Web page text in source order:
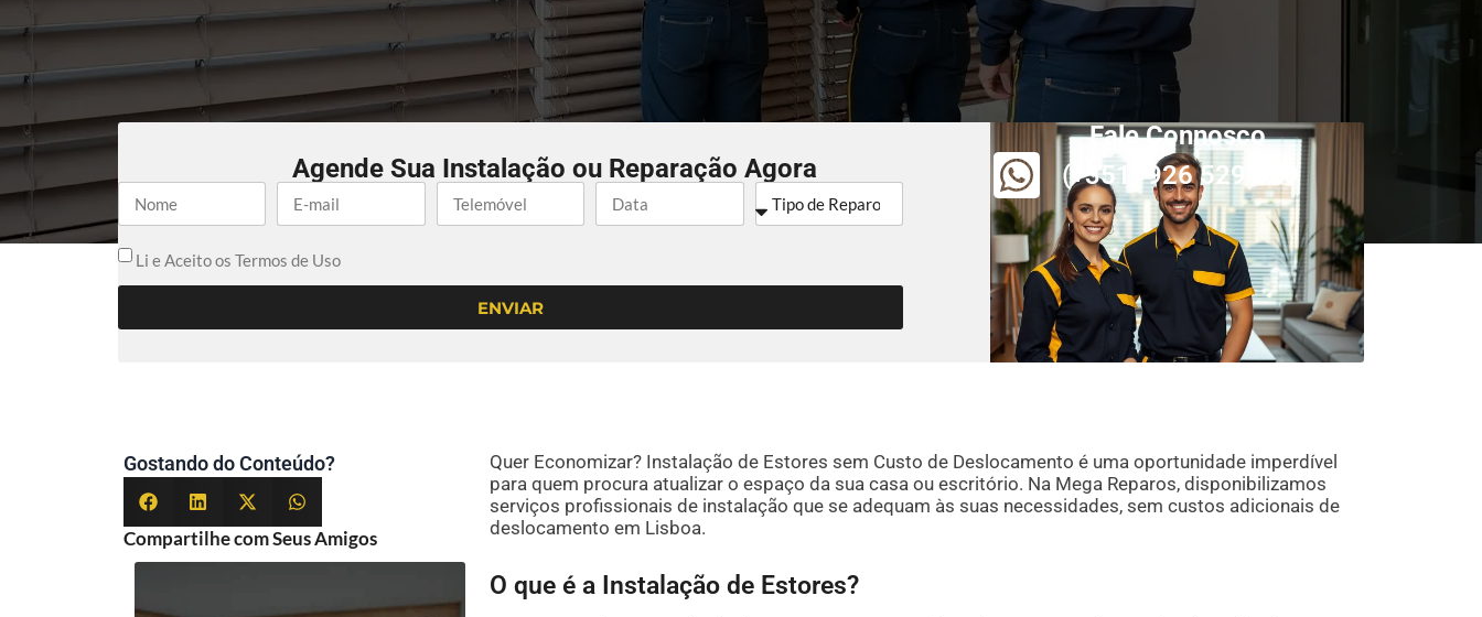
Agende Sua Instalação ou Reparação Agora
Li e Aceito os Termos de Uso
ENVIAR
Fale Connosco
(+351) 926 529 829
Quer Economizar? Instalação de Estores sem Custo de Deslocamento é uma oportunidade imperdível
para quem procura atualizar o espaço da sua casa ou escritório. Na Mega Reparos, disponibilizamos
serviços profissionais de instalação que se adequam às suas necessidades, sem custos adicionais de
deslocamento em Lisboa.
O que é a Instalação de Estores?
Gostando do Conteúdo?
Compartilhe com Seus Amigos